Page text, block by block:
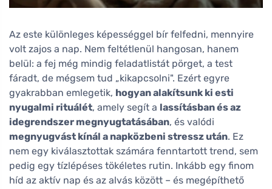
Az este különleges képességgel bír felfedni, mennyire
volt zajos a nap. Nem feltétlenül hangosan, hanem
belül: a fej még mindig feladatlistát pörget, a test
fáradt, de mégsem tud „kikapcsolni". Ezért egyre
gyakrabban emlegetik, hogyan alakítsunk ki esti
nyugalmi rituálét, amely segít a lassításban és az
idegrendszer megnyugtatásában, és valódi
megnyugvást kínál a napközbeni stressz után. Ez
nem egy kiválasztottak számára fenntartott trend, sem
pedig egy tízlépéses tökéletes rutin. Inkább egy finom
híd az aktív nap és az alvás között – és megépíthető